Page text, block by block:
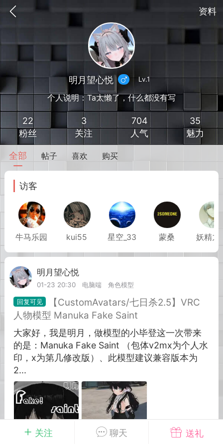
资料
我的钱包 道具 排行榜
MOD下载 攻略教程 联机招募
大人
02-10 15:45
卖挂
禁止发布联机可用的作弊模组，
单机辅助引流私下售卖服务器外挂！
作弊模组的发布规范近期收到一些信息
环境，中文网特此发布以下声明，规范
模组的发布行为：1. *...
72 2.21w
大人
Lv.8
关注 聊天 送礼
明月望心悦 Lv.1
个人说明：Ta太懒了，什么都没有写
22
粉丝
3
关注
704
人气
35
魅力
全部 帖子 喜欢 购买
访客
牛马乐园 kui55 星空_33 蒙桑 妖精九
明月望心悦
01-23 20:30
电脑端 角色模型
【CustomAvatars/七日杀2.5】VRC
人物模型 Manuka Fake Saint
大家好，我是明月，做模型的小毕登这一次带来
的是：Manuka Fake Saint （包体v2mx为个人水
印，x为第几修改版）、此模型建议兼容版本为
2...